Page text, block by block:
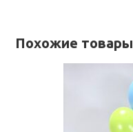
Похожие товары